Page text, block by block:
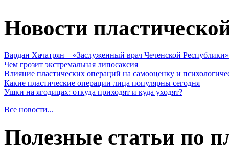
Новости
Вардан Хачатрян – «Заслуженный врач Чеченской Республики»
Чем грозит экстремальная липосаксия
Влияние пластических операций на самооценку и
Какие пластические операции лица популярны сегодня
Ушки на ягодицах: откуда приходят и куда уходят?
Все новости...
Полезные статьи по